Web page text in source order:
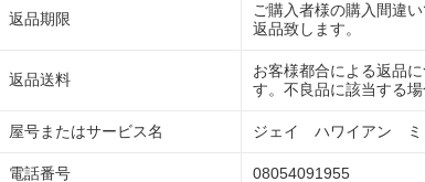
返品期限
ご購入者様の購入間違
返品致します。
返品送料
お客様都合による返品
す。不良品に該当する
屋号またはサービス名 ジェイ ハワイアン ミ
電話番号 08054091955